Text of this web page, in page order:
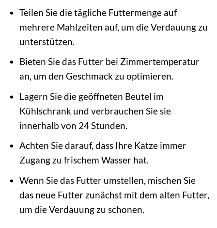
Teilen Sie die tägliche Futtermenge auf
mehrere Mahlzeiten auf, um die Verdauung zu
unterstützen.
Bieten Sie das Futter bei Zimmertemperatur
an, um den Geschmack zu optimieren.
Lagern Sie die geöffneten Beutel im
Kühlschrank und verbrauchen Sie sie
innerhalb von 24 Stunden.
Achten Sie darauf, dass Ihre Katze immer
Zugang zu frischem Wasser hat.
Wenn Sie das Futter umstellen, mischen Sie
das neue Futter zunächst mit dem alten Futter,
um die Verdauung zu schonen.